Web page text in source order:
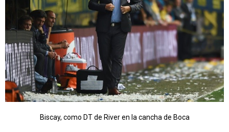
Biscay, como DT de River en la cancha de Boca